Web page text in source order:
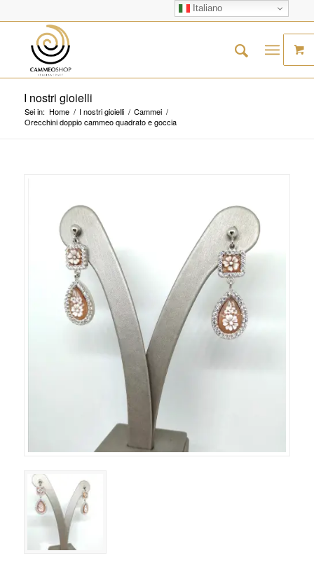
I nostri gioielli
Sei in: Home / I nostri gioielli / Cammei /
Orecchini doppio cammeo quadrato e goccia
Italiano